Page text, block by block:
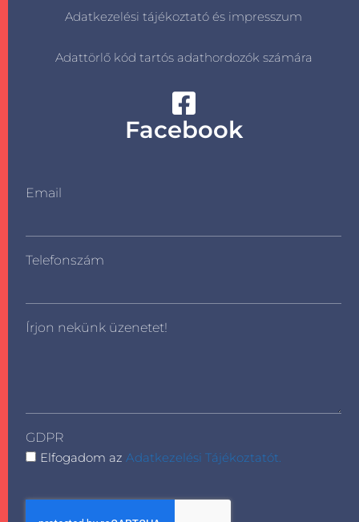
Adatkezelési tájékoztató és impresszum
Adattörlő kód tartós adathordozók számára
Facebook
Email
Telefonszám
Írjon nekünk üzenetet!
GDPR
Elfogadom azAdatkezelési Tájékoztatót.